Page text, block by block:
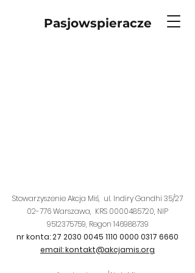
Pasjowspieracze
Stowarzyszenie Akcja Miś, ul. Indiry Gandhi 35/27
02-776 Warszawa, KRS 0000485720, NIP
9512375759, Regon 146988739
nr konta:27 2030 0045 1110 0000 0317 6660
email: kontakt@akcjamis.org